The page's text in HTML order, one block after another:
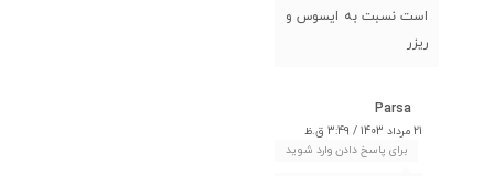
است نسبت به ایسوس و
ریزر
Parsa
21 مرداد 1403 / 3:49 ق.ظ
برای پاسخ دادن وارد شوید